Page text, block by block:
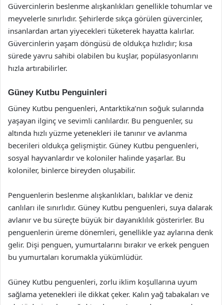
Güvercinlerin beslenme alışkanlıkları genellikle tohumlar ve
meyvelerle sınırlıdır. Şehirlerde sıkça görülen güvercinler,
insanlardan artan yiyecekleri tüketerek hayatta kalırlar.
Güvercinlerin yaşam döngüsü de oldukça hızlıdır; kısa
sürede yavru sahibi olabilen bu kuşlar, popülasyonlarını
hızla artırabilirler.
Güney Kutbu Penguinleri
Güney Kutbu penguenleri, Antarktika’nın soğuk sularında
yaşayan ilginç ve sevimli canlılardır. Bu penguenler, su
altında hızlı yüzme yetenekleri ile tanınır ve avlanma
becerileri oldukça gelişmiştir. Güney Kutbu penguenleri,
sosyal hayvanlardır ve koloniler halinde yaşarlar. Bu
koloniler, binlerce bireyden oluşabilir.
Penguenlerin beslenme alışkanlıkları, balıklar ve deniz
canlıları ile sınırlıdır. Güney Kutbu penguenleri, suya dalarak
avlanır ve bu süreçte büyük bir dayanıklılık gösterirler. Bu
penguenlerin üreme dönemleri, genellikle yaz aylarına denk
gelir. Dişi penguen, yumurtalarını bırakır ve erkek penguen
bu yumurtaları korumakla yükümlüdür.
Güney Kutbu penguenleri, zorlu iklim koşullarına uyum
sağlama yetenekleri ile dikkat çeker. Kalın yağ tabakaları ve